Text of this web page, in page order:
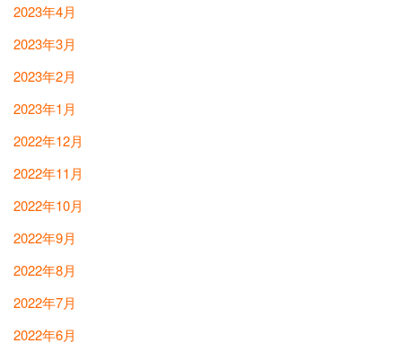
2023年4月
2023年3月
2023年2月
2023年1月
2022年12月
2022年11月
2022年10月
2022年9月
2022年8月
2022年7月
2022年6月